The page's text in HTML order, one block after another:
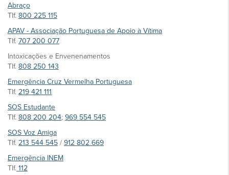
Abraço
Tlf. 800 225 115
APAV - Associação Portuguesa de Apoio à Vítima
Tlf. 707 200 077
Intoxicações e Envenenamentos
Tlf. 808 250 143
Emergência Cruz Vermelha Portuguesa
Tlf. 219 421 111
SOS Estudante
Tlf. 808 200 204; 969 554 545
SOS Voz Amiga
Tlf. 213 544 545 / 912 802 669
Emergência INEM
Tlf. 112